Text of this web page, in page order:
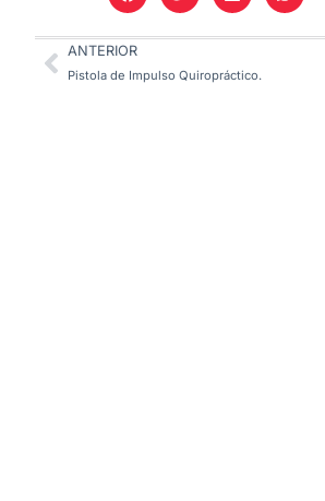
ANTERIOR
Pistola de Impulso Quiropráctico.